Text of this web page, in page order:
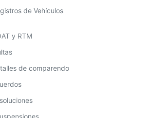
de Vehículos
y RTM
de comparendo